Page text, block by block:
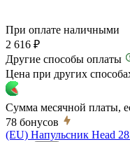
При оплате наличными
2 616 ₽
Другие способы оплаты
Цена при других
Сумма месячной платы,
78 бонусов
(EU) Напульсник Head